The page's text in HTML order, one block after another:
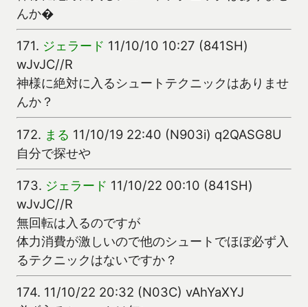
んか�
171. ジェラード 11/10/10 10:27 (841SH)
wJvJC//R
神様に絶対に入るシュートテクニックはありませ
んか？
172. まる 11/10/19 22:40 (N903i) q2QASG8U
自分で探せや
173. ジェラード 11/10/22 00:10 (841SH)
wJvJC//R
無回転は入るのですが
体力消費が激しいので他のシュートでほぼ必ず入
るテクニックはないですか？
174. 11/10/22 20:32 (N03C) vAhYaXYJ